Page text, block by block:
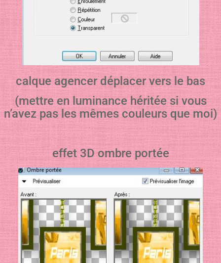
calque agencer déplacer vers le bas
(mettre en luminance héritée si vous
n’avez pas les mêmes couleurs que moi)
effet 3D ombre portée